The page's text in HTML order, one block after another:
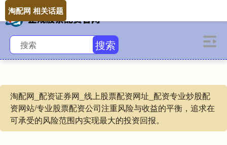
搜索
淘配网_配资证券网_线上股票配资网址_配资专业炒股配
资网站/专业股票配资公司注重风险与收益的平衡，追求在
可承受的风险范围内实现最大的投资回报。
淘配网 相关话题